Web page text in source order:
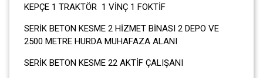
KEPÇE 1 TRAKTÖR 1 VİNÇ 1 FOKTİF
SERİK BETON KESME 2 HİZMET BİNASI 2 DEPO VE
2500 METRE HURDA MUHAFAZA ALANI
SERİK BETON KESME 22 AKTİF ÇALIŞANI